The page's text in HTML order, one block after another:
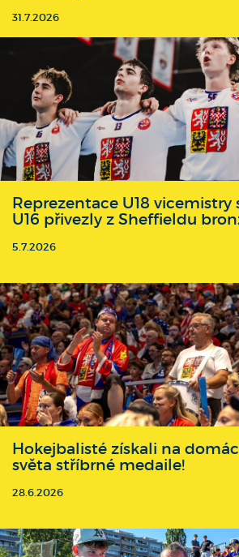
31.7.2026
Reprezentace U18 vicemistry
U16 přivezly z Sheffieldu
5.7.2026
Hokejbalisté získali na
světa stříbrné medaile!
28.6.2026